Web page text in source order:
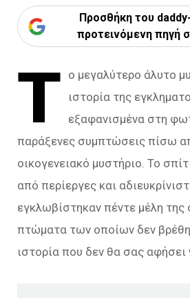
Προσθήκη του
προτεινόμενη πηγή
Τ ο μεγαλύτερο άλυτο
ιστορία της
εξαφανισμένα στη
παράξενες συμπτώσεις πίσω
οικογενειακό μυστήριο. Το
από περίεργες και
εγκλωβίστηκαν πέντε μέλη της
πτώματα των οποίων δεν
ιστορία που δεν θα σας αφήσει